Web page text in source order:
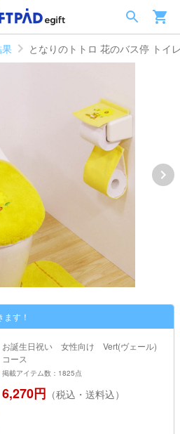
となりのトトロ 花のバス停 トイ
す！
お誕生日祝い 女性向け Vert(ヴェール)
コース
掲載アイテム数：1825点
6,270円 （税込・送料込）